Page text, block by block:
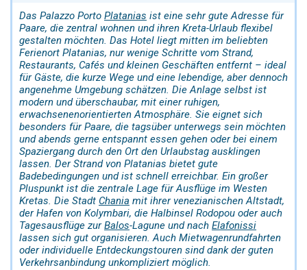
Das Palazzo Porto Platanias ist eine sehr gute Adresse für
Paare, die zentral wohnen und ihren Kreta-Urlaub flexibel
gestalten möchten. Das Hotel liegt mitten im beliebten
Ferienort Platanias, nur wenige Schritte vom Strand,
Restaurants, Cafés und kleinen Geschäften entfernt – ideal
für Gäste, die kurze Wege und eine lebendige, aber dennoch
angenehme Umgebung schätzen. Die Anlage selbst ist
modern und überschaubar, mit einer ruhigen,
erwachsenenorientierten Atmosphäre. Sie eignet sich
besonders für Paare, die tagsüber unterwegs sein möchten
und abends gerne entspannt essen gehen oder bei einem
Spaziergang durch den Ort den Urlaubstag ausklingen
lassen. Der Strand von Platanias bietet gute
Badebedingungen und ist schnell erreichbar. Ein großer
Pluspunkt ist die zentrale Lage für Ausflüge im Westen
Kretas. Die Stadt Chania mit ihrer venezianischen Altstadt,
der Hafen von Kolymbari, die Halbinsel Rodopou oder auch
Tagesausflüge zurBalos-Lagune und nach Elafonissi
lassen sich gut organisieren. Auch Mietwagenrundfahrten
oder individuelle Entdeckungstouren sind dank der guten
Verkehrsanbindung unkompliziert möglich.